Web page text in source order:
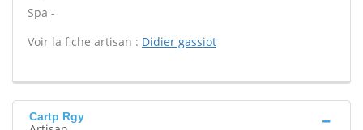
Spa -
Voir la fiche artisan : Didier gassiot
Cartp Rgy